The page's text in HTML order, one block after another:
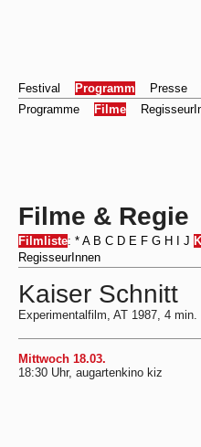
Festival Programm Presse
Programme
Filme
Filme & Regie
Filmliste: * A B C D E F G H J K
RegisseurInnen
Kaiser Schnitt
Experimentalfilm, AT 1987, 4 min.
Mittwoch 18.03.
18:30 Uhr, augartenkino kiz